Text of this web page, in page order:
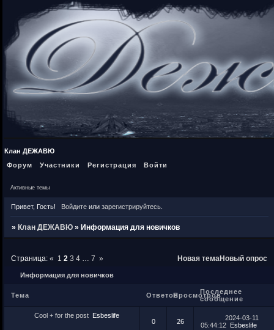
Клан ДЕЖАВЮ
Форум
Участники Регистрация Войти
Активные темы
Привет, Гость! Войдитеили зарегистрируйтесь.
»Клан ДЕЖАВЮ »Информация для новичков
Информация для новичков
Страница:« 1 2 3 4 7 » Новая темаНовый опрос
Тема ОтветовПросмотровПоследнее
сообщение
Cool + for the post Esbeslife
0
26
2024-03-11
05:44:12 Esbeslife